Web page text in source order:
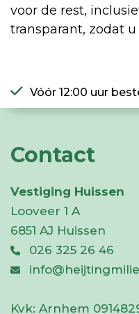
voor de rest,
transparant, zodat
Vóór 12:00 uur
Contact
Vestiging Huissen
Looveer 1 A
6851 AJ Huissen
026 325 26 46
Kvk: Arnhem